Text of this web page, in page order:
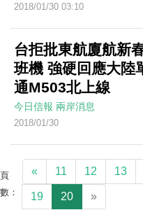
2018/01/30 03:10
台拒批東航廈航新
班機 強硬回應大陸
通M503北上線
今日信報 兩岸消息
2018/01/30
頁
數：
« 11 12 13
19 20 »